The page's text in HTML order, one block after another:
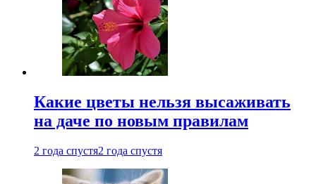
Какие цветы нельзя высаживать
на даче по новым правилам
2 года спустя2 года спустя